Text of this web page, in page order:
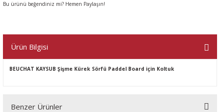
Bu ürünü beğendiniz mi? Hemen Paylaşın!
Ürün Bilgisi
BEUCHAT KAYSUB Şişme Kürek Sörfü Paddel Board için Koltuk
Benzer Ürünler